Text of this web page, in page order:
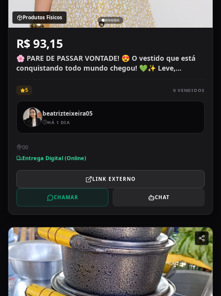
Produtos Físicos
R$ 93,15
🌸 PARE DE PASSAR VONTADE! 😍 O vestido que está
conquistando todo mundo chegou! 💚✨ Leve,
ocasião.
5 0 VENDIDOS
beatrizteixeira05
HÁ 1 DIA
00
Entrega Digital (Online)
LINK EXTERNO
CHAMAR CHAT